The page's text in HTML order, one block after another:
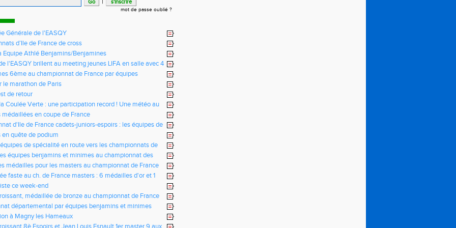
mot de passe oublié ?
Générale de l'EASQY
d’Ile de France de cross
Equipe Athlé Benjamins/Benjamines
l'EASQY brillent au meeting jeunes LIFA en salle avec 4
club battus
6ème au championnat de France par équipes
le marathon de Paris
de retour
Coulée Verte : une participation record ! Une météo au
!
médaillées en coupe de France
d'Ile de France cadets-juniors-espoirs : les équipes de
quête de podium
de spécialité en route vers les championnats de
équipes benjamins et minimes au championnat des
médailles pour les masters au championnat de France
faste au ch. de France masters : 6 médailles d'or et 1
ce week-end
médaillée de bronze au championnat de France
de montagne
départemental par équipes benjamins et minimes
à Magny les Hameaux